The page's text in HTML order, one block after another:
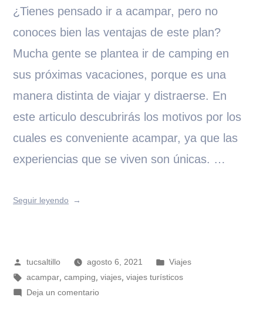
¿Tienes pensado ir a acampar, pero no
conoces bien las ventajas de este plan?
Mucha gente se plantea ir de camping en
sus próximas vacaciones, porque es una
manera distinta de viajar y distraerse. En
este articulo descubrirás los motivos por los
cuales es conveniente acampar, ya que las
experiencias que se viven son únicas. …
Seguir leyendo
tucsaltillo agosto 6, 2021
Viajes
acampar,camping,viajes,viajes turísticos
Deja un comentario